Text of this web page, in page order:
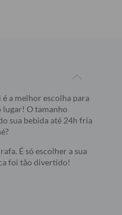
a melhor escolha para
lugar! O tamanho
sua bebida até 24h fria
É só escolher a sua
foi tão divertido!